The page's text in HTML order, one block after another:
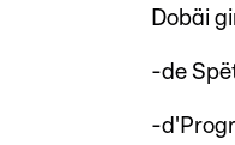
Dobäi
-de
-